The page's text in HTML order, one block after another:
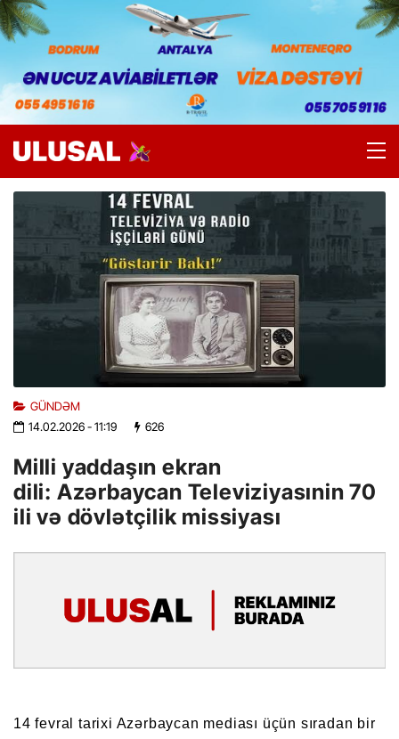
GÜNDƏM
14.02.2026- 11:19 626
Milli yaddaşın ekran
dili: Azərbaycan Televiziyasınin 70
ili və dövlətçilik missiyası
14 fevral tarixi Azərbaycan mediası üçün sıradan bir